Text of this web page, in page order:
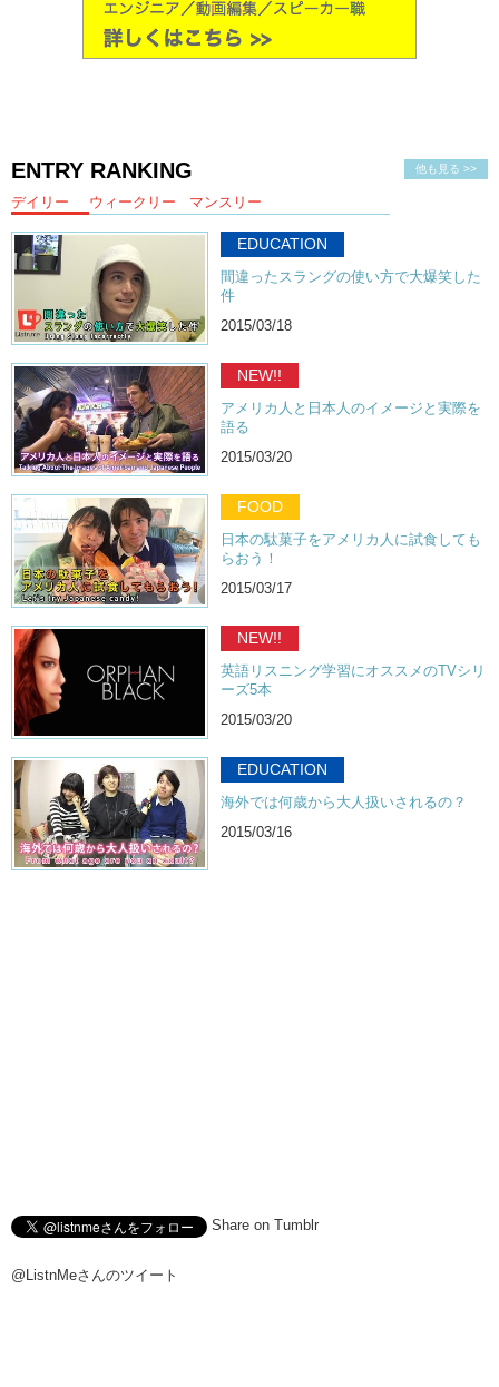
他も見る >>
ENTRY RANKING
デイリー ウィークリー マンスリー
EDUCATION
間違ったスラングの使い方で大爆笑した
件
2015/03/18
NEW!!
アメリカ人と日本人のイメージと実際を
語る
2015/03/20
FOOD
日本の駄菓子をアメリカ人に試食しても
らおう！
2015/03/17
NEW!!
英語リスニング学習にオススメのTVシリ
ーズ5本
2015/03/20
EDUCATION
海外では何歳から大人扱いされるの？
2015/03/16
Share on Tumblr
@ListnMeさんのツイート